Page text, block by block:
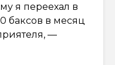
я переехал в
баксов в месяц
—